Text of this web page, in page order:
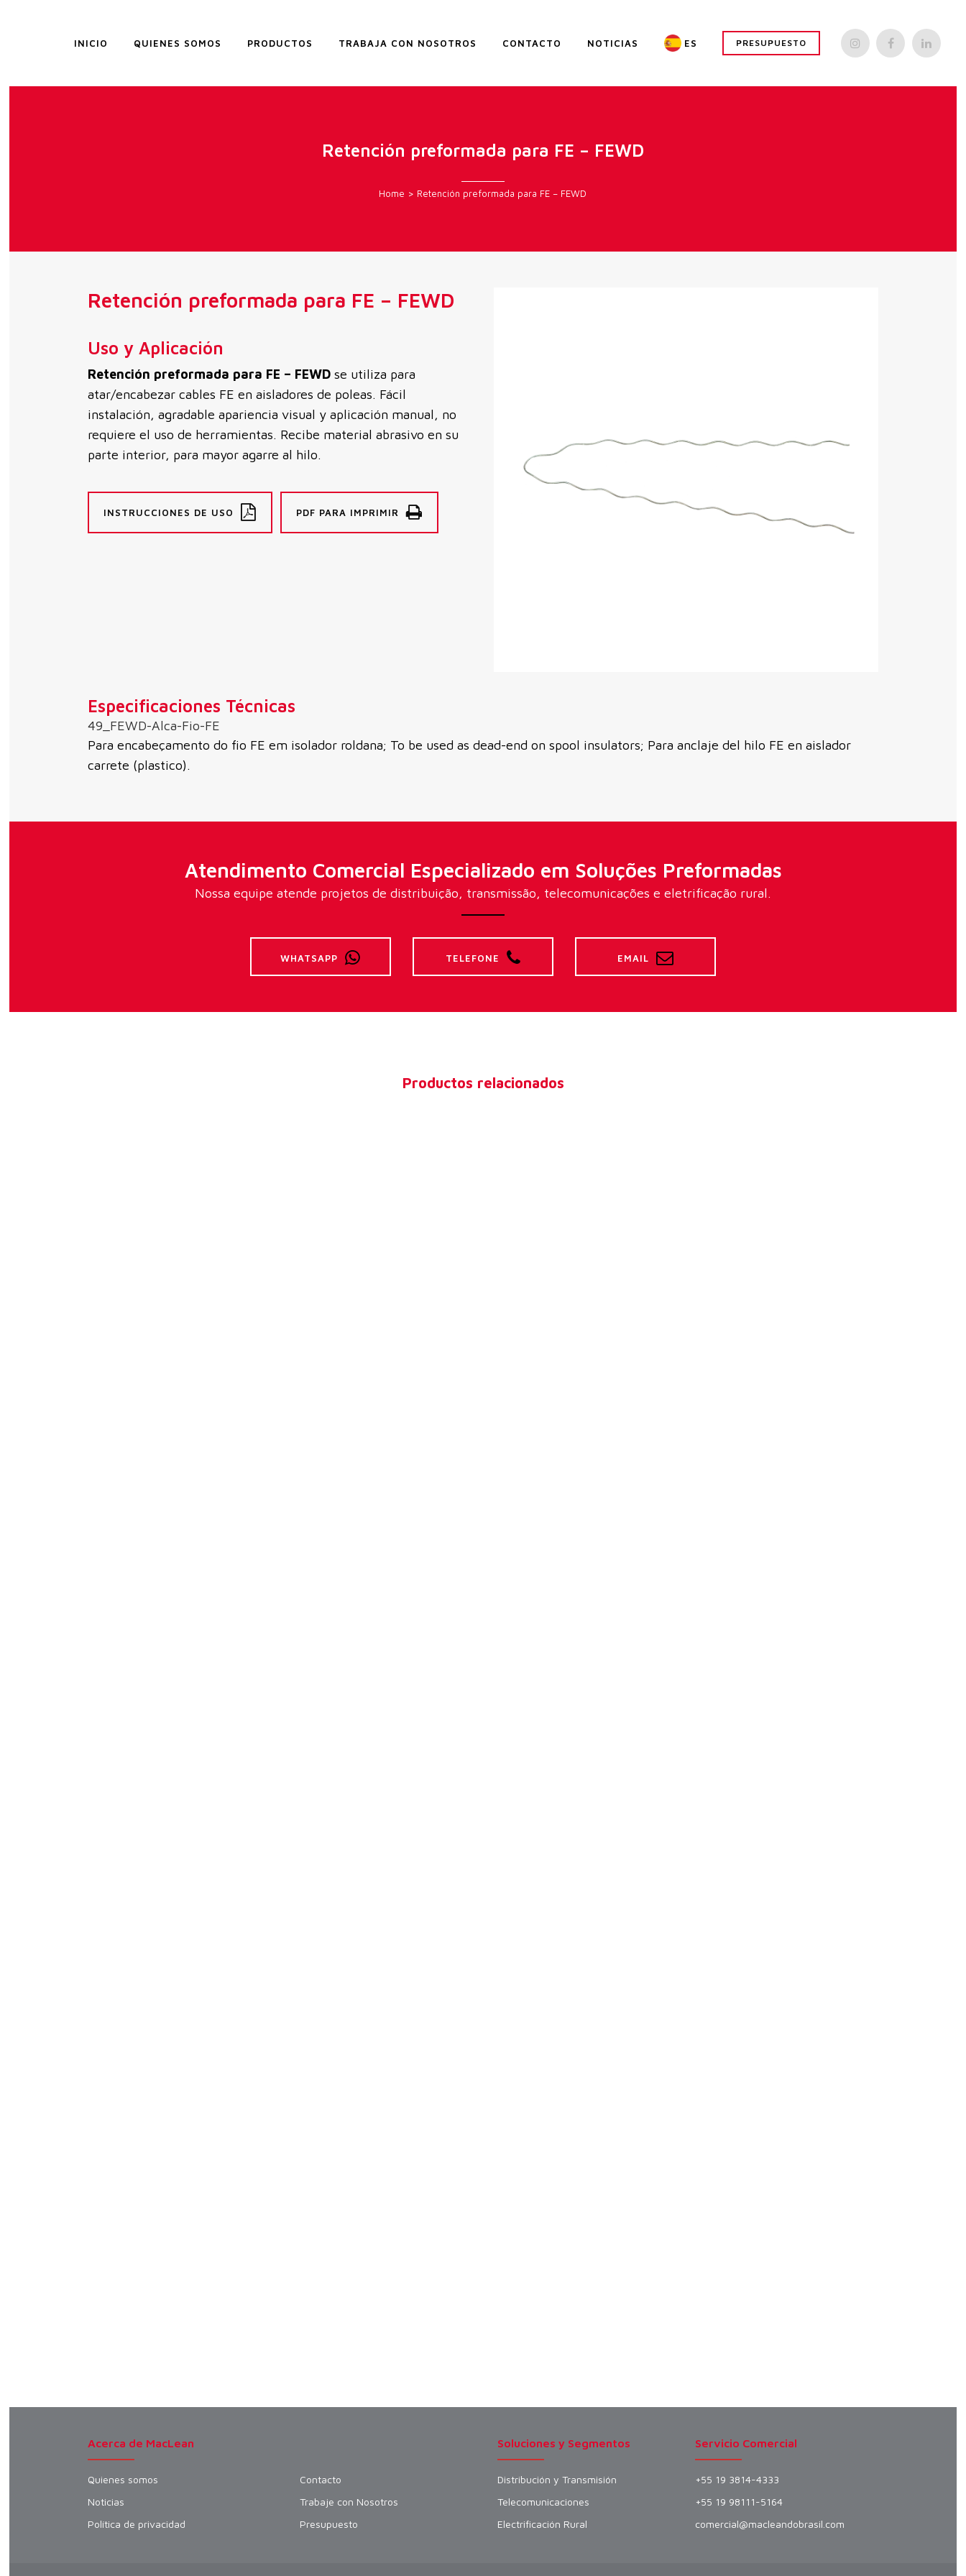
PRESUPUESTO
INICIO QUIENES SOMOS PRODUCTOS TRABAJA CON NOSOTROS CONTACTO NOTICIAS ES
Retención preformada para FE – FEWD
Home > Retención preformada para FE – FEWD
Retención preformada para FE – FEWD
Uso y Aplicación
Retención preformada para FE – FEWD se utiliza para
atar/encabezar cables FE en aisladores de poleas. Fácil
instalación, agradable apariencia visual y aplicación manual, no
requiere el uso de herramientas. Recibe material abrasivo en su
parte interior, para mayor agarre al hilo.
INSTRUCCIONES DE USO PDF PARA IMPRIMIR
Especificaciones Técnicas
49_FEWD-Alca-Fio-FE
Para encabeçamento do fio FE em isolador roldana; To be used as dead-end on spool insulators; Para anclaje del hilo FE en aislador
carrete (plastico).
Atendimento Comercial Especializado em Soluções Preformadas
Nossa equipe atende projetos de distribuição, transmissão, telecomunicações e eletrificação rural.
WHATSAPP TELEFONE EMAIL
Productos relacionados
Acerca de MacLean
Quienes somos
Noticias
Política de privacidad
Contacto
Trabaje con Nosotros
Presupuesto
Soluciones y Segmentos
Distribución y Transmisión
Telecomunicaciones
Electrificación Rural
Servicio Comercial
+55 19 3814-4333
+55 19 98111-5164
comercial@macleandobrasil.com